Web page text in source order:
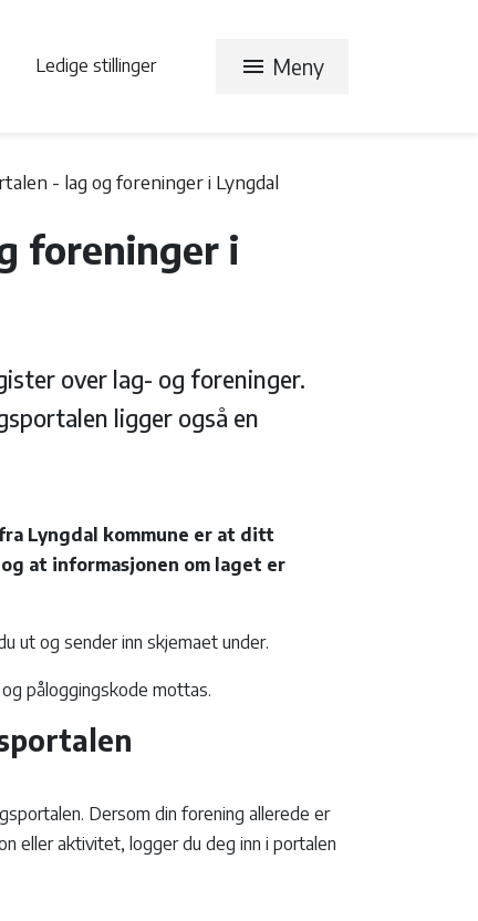
Ledige stillinger menu Meny
- lag og foreninger i Lyngdal
foreninger i
over lag- og foreninger.
ligger også en
Lyngdal kommune er at ditt
at informasjonen om laget er
ut og sender inn skjemaet under.
påloggingskode mottas.
Dersom din forening allerede er
eller aktivitet, logger du deg inn i portalen